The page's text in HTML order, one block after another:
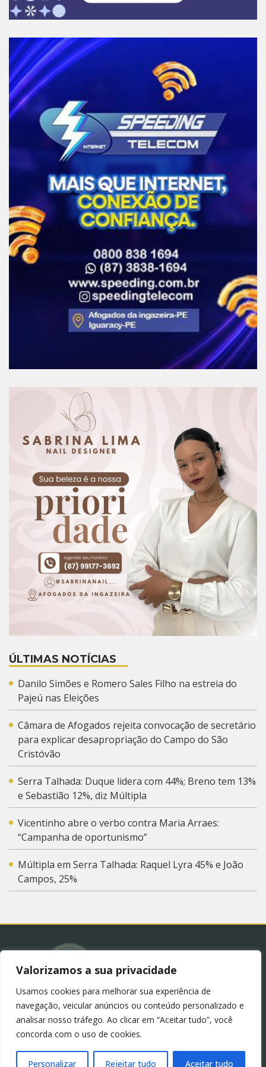
Valorizamos a sua privacidade
Usamos cookies para melhorar sua experiência de
navegação, veicular anúncios ou conteúdo personalizado e
analisar nosso tráfego. Ao clicar em “Aceitar tudo”, você
concorda com o uso de cookies.
Personalizar Rejeitar tudo Aceitar tudo
ÚLTIMAS NOTÍCIAS
Danilo Simões e Romero Sales Filho na estreia do
Pajeú nas Eleições
Câmara de Afogados rejeita convocação de secretário
para explicar desapropriação do Campo do São
Cristóvão
Serra Talhada: Duque lidera com 44%; Breno tem 13%
e Sebastião 12%, diz Múltipla
Vicentinho abre o verbo contra Maria Arraes:
“Campanha de oportunismo”
Múltipla em Serra Talhada: Raquel Lyra 45% e João
Campos, 25%
© 2023 – Blog Juliana Lima.
Política de Privacidade
(LGPD)